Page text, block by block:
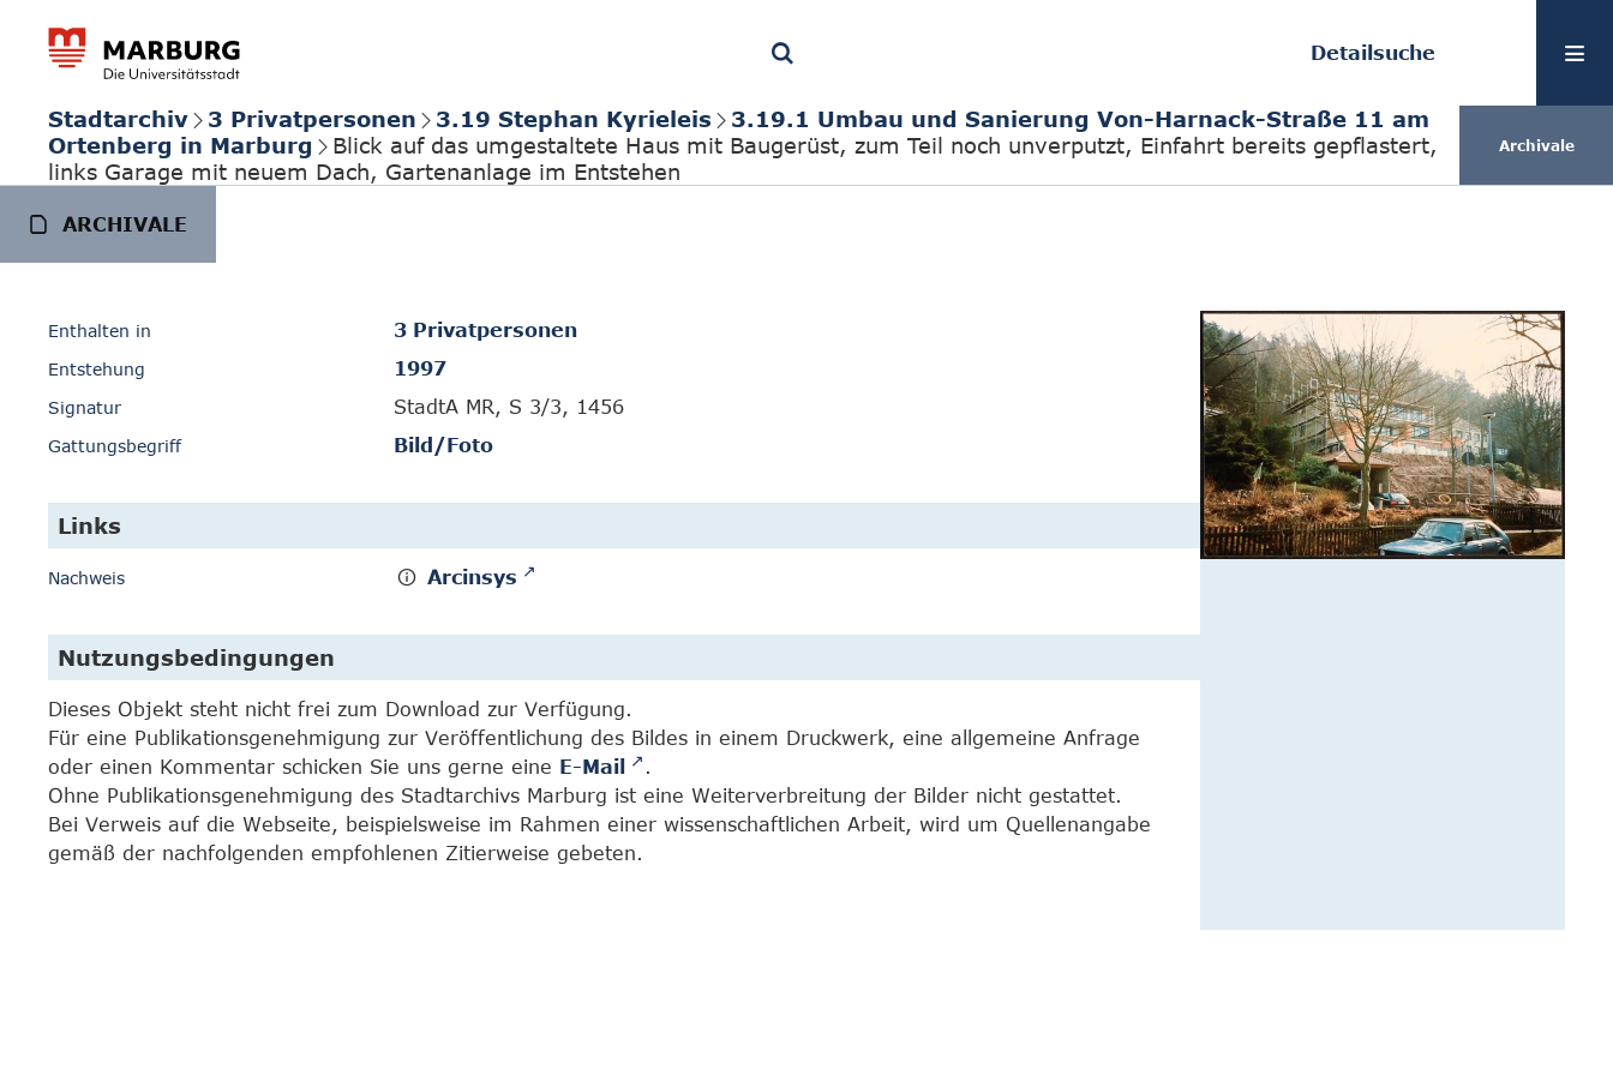
Detailsuche
Stadtarchiv 3 Privatpersonen 3.19 Stephan Kyrieleis
3.19.1 Umbau und Sanierung Von-Harnack-Straße 11 am
Ortenberg in Marburg
Blick auf das umgestaltete Haus mit Baugerüst, zum Teil noch unverputzt, Einfahrt bereits gepflastert,
links Garage mit neuem Dach, Gartenanlage im Entstehen
Archivale
ARCHIVALE
Enthalten in 3 Privatpersonen
Entstehung 1997
Signatur StadtA MR, S 3/3, 1456
Gattungsbegriff Bild/Foto
Links
Nachweis Arcinsys
Nutzungsbedingungen
Dieses Objekt steht nicht frei zum Download zur Verfügung.
Für eine Publikationsgenehmigung zur Veröffentlichung des Bildes in einem Druckwerk, eine allgemeine Anfrage
oder einen Kommentar schicken Sie uns gerne eine E-Mail
.
Ohne Publikationsgenehmigung des Stadtarchivs Marburg ist eine Weiterverbreitung der Bilder nicht gestattet.
Bei Verweis auf die Webseite, beispielsweise im Rahmen einer wissenschaftlichen Arbeit, wird um Quellenangabe
gemäß der nachfolgenden empfohlenen Zitierweise gebeten.